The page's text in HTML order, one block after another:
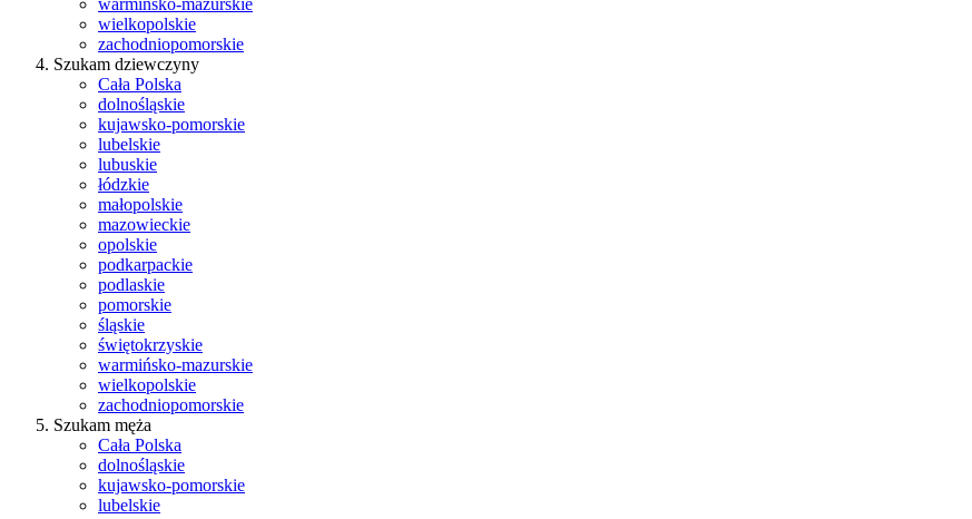
warmińsko-mazurskie
wielkopolskie
zachodniopomorskie
Szukam dziewczyny
Cała Polska
dolnośląskie
kujawsko-pomorskie
lubelskie
lubuskie
łódzkie
małopolskie
mazowieckie
opolskie
podkarpackie
podlaskie
pomorskie
śląskie
świętokrzyskie
warmińsko-mazurskie
wielkopolskie
zachodniopomorskie
Szukam męża
Cała Polska
dolnośląskie
kujawsko-pomorskie
lubelskie